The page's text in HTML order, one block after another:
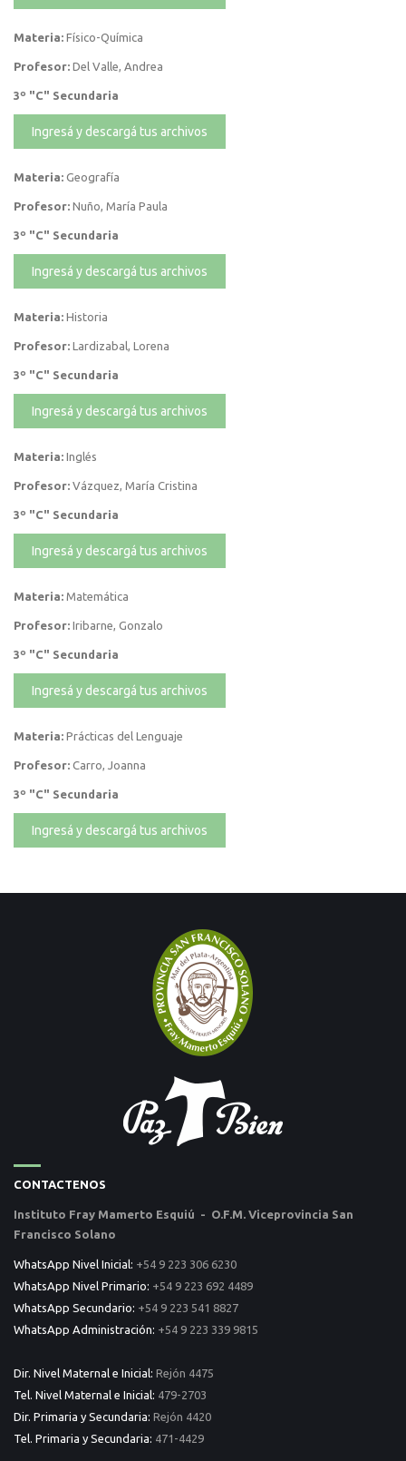
Materia: Físico-Química
Profesor: Del Valle, Andrea
3º "C" Secundaria
Ingresá y descargá tus archivos
Materia: Geografía
Profesor: Nuño, María Paula
3º "C" Secundaria
Ingresá y descargá tus archivos
Materia: Historia
Profesor: Lardizabal, Lorena
3º "C" Secundaria
Ingresá y descargá tus archivos
Materia: Inglés
Profesor: Vázquez, María Cristina
3º "C" Secundaria
Ingresá y descargá tus archivos
Materia: Matemática
Profesor: Iribarne, Gonzalo
3º "C" Secundaria
Ingresá y descargá tus archivos
Materia: Prácticas del Lenguaje
Profesor: Carro, Joanna
3º "C" Secundaria
Ingresá y descargá tus archivos
CONTACTENOS
Instituto Fray Mamerto Esquiú - O.F.M. Viceprovincia San
Francisco Solano
WhatsApp Nivel Inicial: +54 9 223 306 6230
WhatsApp Nivel Primario: +54 9 223 692 4489
WhatsApp Secundario: +54 9 223 541 8827
WhatsApp Administración: +54 9 223 339 9815
Dir. Nivel Maternal e Inicial: Rejón 4475
Tel. Nivel Maternal e Inicial: 479-2703
Dir. Primaria y Secundaria: Rejón 4420
Tel. Primaria y Secundaria: 471-4429